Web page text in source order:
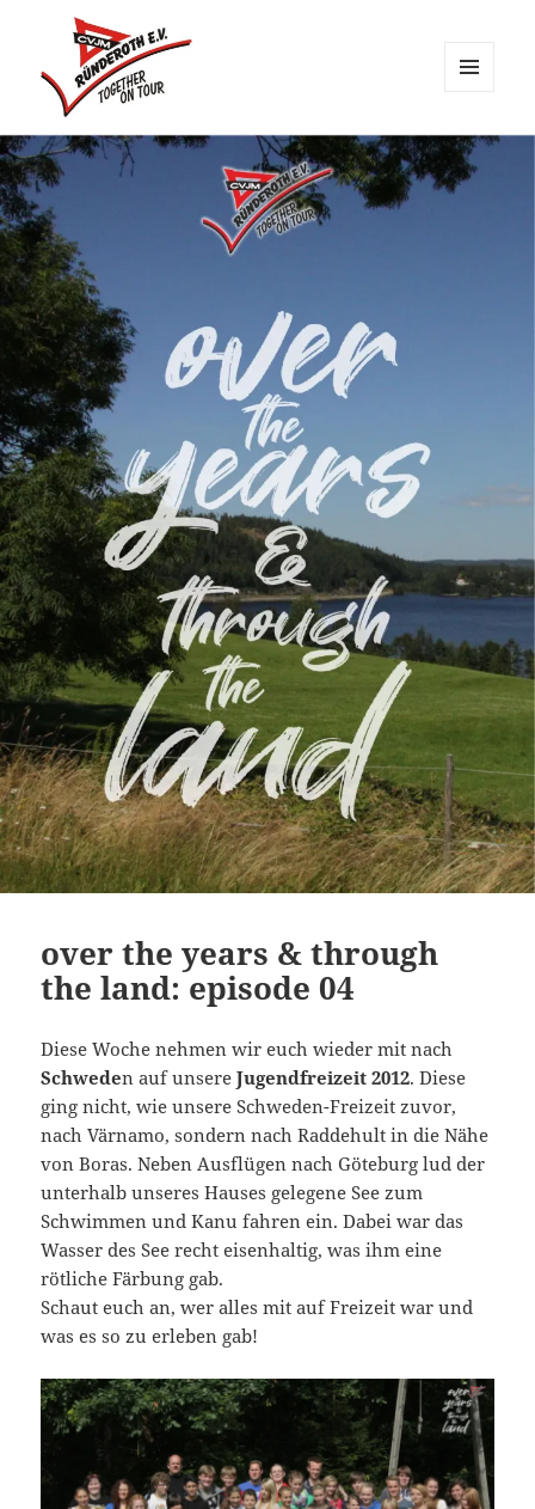
CVJM Ründeroth
WIDGETS
over the years & through
the land: episode 04
Diese Woche nehmen wir euch wieder mit nach
Schweden auf unsere Jugendfreizeit 2012. Diese
ging nicht, wie unsere Schweden-Freizeit zuvor,
nach Värnamo, sondern nach Raddehult in die Nähe
von Boras. Neben Ausflügen nach Göteburg lud der
unterhalb unseres Hauses gelegene See zum
Schwimmen und Kanu fahren ein. Dabei war das
Wasser des See recht eisenhaltig, was ihm eine
rötliche Färbung gab.
Schaut euch an, wer alles mit auf Freizeit war und
was es so zu erleben gab!